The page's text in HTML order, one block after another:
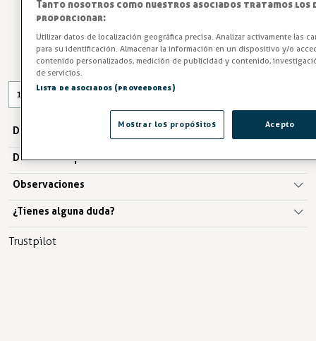
11,04 €
IVA excl. 9,12€
AÑADIR A LA CESTA
Descripción
Detalles del producto
Observaciones
¿Tienes alguna duda?
Trustpilot
Tanto nosotros como nuestros asociados tratamos los
proporcionar:
Utilizar datos de localización geográfica precisa. Analizar activamente las
para su identificación. Almacenar la información en un dispositivo y/o
contenido personalizados, medición de publicidad y contenido,
de servicios.
Lista de asociados (proveedores)
Acepto
Mostrar los propósitos